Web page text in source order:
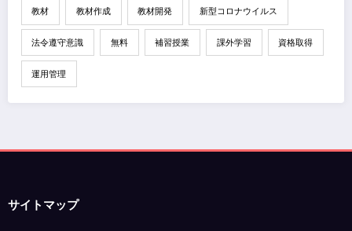
教材 教材作成 教材開発 新型コロナウイルス
法令遵守意識 無料 補習授業 課外学習 資格取得
運用管理
サイトマップ